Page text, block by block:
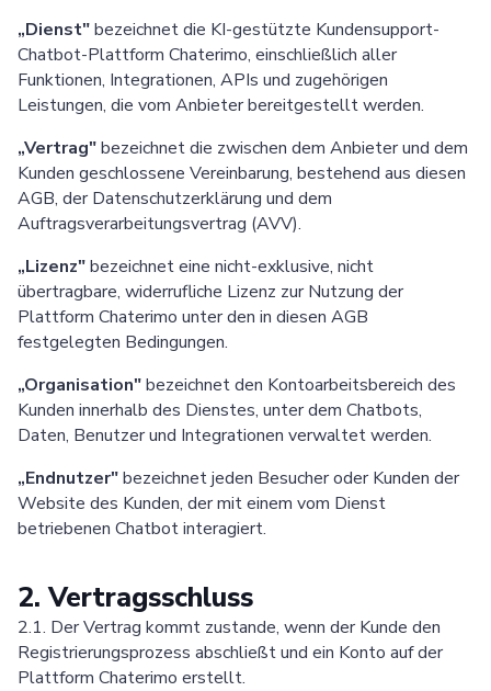
„Dienst"bezeichnet die KI-gestützte Kundensupport-
Chatbot-Plattform Chaterimo, einschließlich aller
Funktionen, Integrationen, APIs und zugehörigen
Leistungen, die vom Anbieter bereitgestellt werden.
„Vertrag"bezeichnet die zwischen dem Anbieter und dem
Kunden geschlossene Vereinbarung, bestehend aus diesen
AGB, der Datenschutzerklärung und dem
Auftragsverarbeitungsvertrag (AVV).
„Lizenz"bezeichnet eine nicht-exklusive, nicht
übertragbare, widerrufliche Lizenz zur Nutzung der
Plattform Chaterimo unter den in diesen AGB
festgelegten Bedingungen.
„Organisation"bezeichnet den Kontoarbeitsbereich des
Kunden innerhalb des Dienstes, unter dem Chatbots,
Daten, Benutzer und Integrationen verwaltet werden.
„Endnutzer"bezeichnet jeden Besucher oder Kunden der
Website des Kunden, der mit einem vom Dienst
betriebenen Chatbot interagiert.
2. Vertragsschluss
2.1. Der Vertrag kommt zustande, wenn der Kunde den
Registrierungsprozess abschließt und ein Konto auf der
Plattform Chaterimo erstellt.